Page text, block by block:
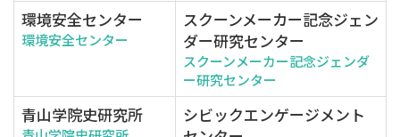
環境安全センター
環境安全センター
スクーンメーカー記念ジェン
ダー研究センター
スクーンメーカー記念ジェンダ
ー研究センター
青山学院史研究所
シビックエンゲージメント